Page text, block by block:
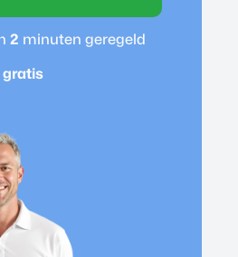
2 minuten geregeld
gratis